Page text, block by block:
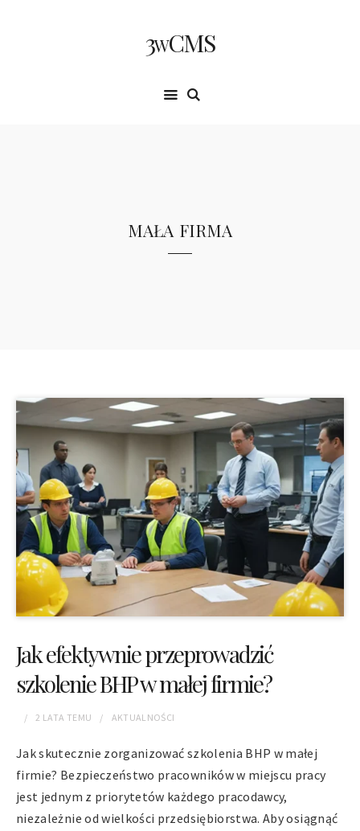
3wCMS
mała firma
Jak efektywnie przeprowadzić
szkolenie BHP w małej firmie?
2 LATA TEMU AKTUALNOŚCI
Jak skutecznie zorganizować szkolenia BHP w małej
firmie? Bezpieczeństwo pracowników w miejscu pracy
jest jednym z priorytetów każdego pracodawcy,
niezależnie od wielkości przedsiębiorstwa. Aby osiągnąć